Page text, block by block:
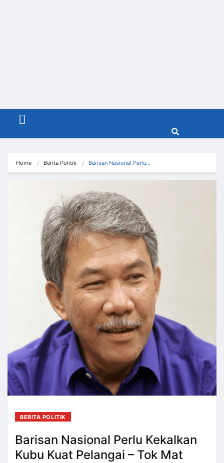
Menu
Home Berita Politik Barisan Nasional Perlu…
BERITA POLITIK
Barisan Nasional Perlu Kekalkan
Kubu Kuat Pelangai – Tok Mat